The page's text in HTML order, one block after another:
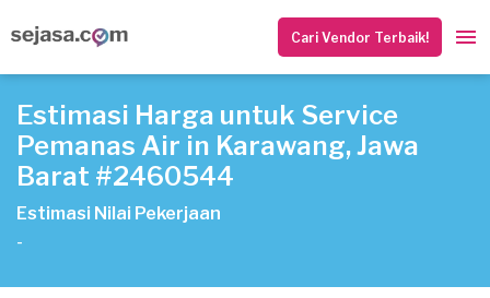
Cari Vendor Terbaik!
Estimasi Harga untuk Service
Pemanas Air in Karawang, Jawa
Barat #2460544
Estimasi Nilai Pekerjaan
-